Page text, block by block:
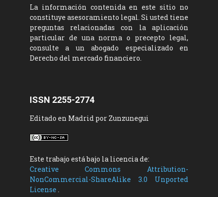
La información contenida en este sitio no
constituye asesoramiento legal. Si usted tiene
preguntas relacionadas con la aplicación
particular de una norma o precepto legal,
consulte a un abogado especializado en
Derecho del mercado financiero.
ISSN 2255-2774
Editado en Madrid por Zunzunegui
Este trabajo está bajo la licencia de:
Creative Commons Attribution-
NonCommercial-ShareAlike 3.0 Unported
License .